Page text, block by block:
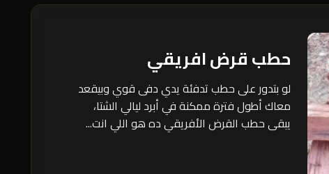
حطب قرض افريقي
لو بتدور على حطب تدفئة يدي دفى قوي وبيقعد
معاك أطول فترة ممكنة في أبرد ليالي الشتا،
يبقى حطب القرض الأفريقي ده هو اللي انت...